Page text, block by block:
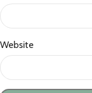
Website